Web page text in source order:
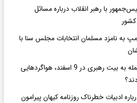
با رهبر انقلاب درباره مسائل
به نامزد مسلمان انتخابات مجلس سنا با
30 دقیقه قبل از حمله به بیت رهبری در 9 اسفند، هواگردهایی
ادبیات خطرناک روزنامه کیهان پیرامون